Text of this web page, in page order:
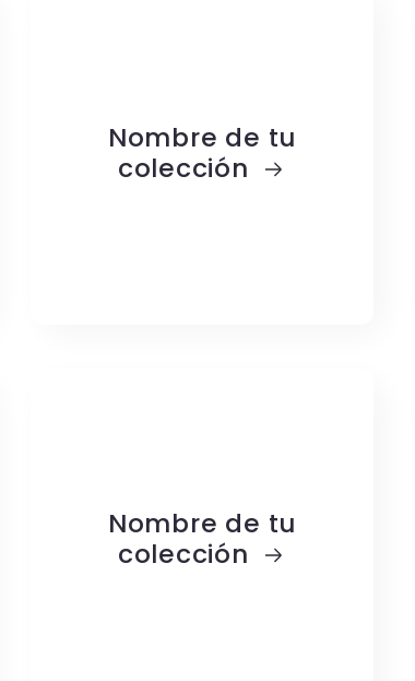
Nombre de tu
colección
Nombre de tu
colección